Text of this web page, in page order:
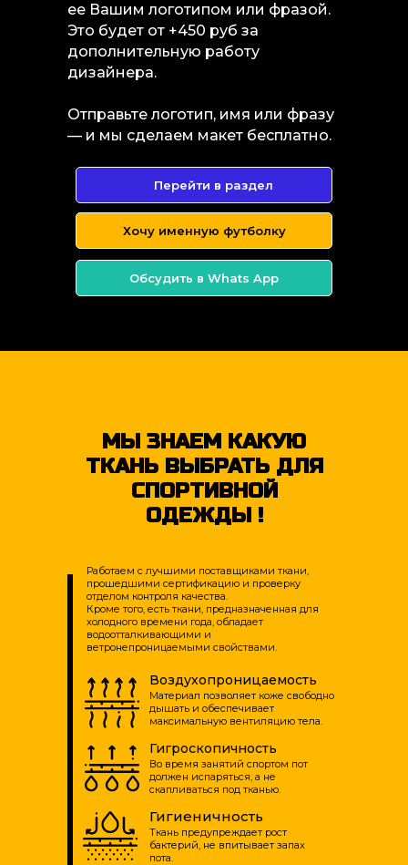
ее Вашим логотипом или фразой.
Это будет от +450 руб за
дополнительную работу
дизайнера.
Отправьте логотип, имя или фразу
— и мы сделаем макет бесплатно.
Хочу именную футболку
Перейти в раздел
Обсудить в Whats App
МЫ ЗНАЕМ КАКУЮ
ТКАНЬ ВЫБРАТЬ ДЛЯ
СПОРТИВНОЙ
ОДЕЖДЫ !
Работаем с лучшими поставщиками ткани,
прошедшими сертификацию и проверку
отделом контроля качества.
Кроме того, есть ткани, предназначенная для
холодного времени года, обладает
водоотталкивающими и
ветронепроницаемыми свойствами.
Воздухопроницаемость
Материал позволяет коже свободно
дышать и обеспечивает
максимальную вентиляцию тела.
Гигроскопичность
Во время занятий спортом пот
должен испаряться, а не
скапливаться под тканью.
Гигиеничность
Ткань предупреждает рост
бактерий, не впитывает запах
пота.